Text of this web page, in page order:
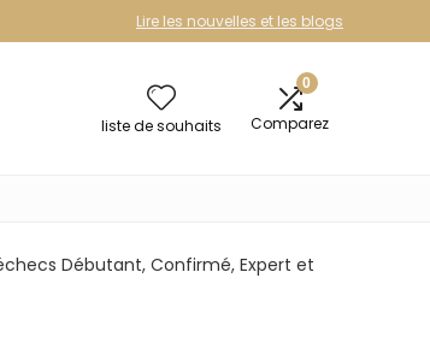
Lire les nouvelles et les blogs
liste de souhaits
0
Comparez
Débutant, Confirmé, Expert et